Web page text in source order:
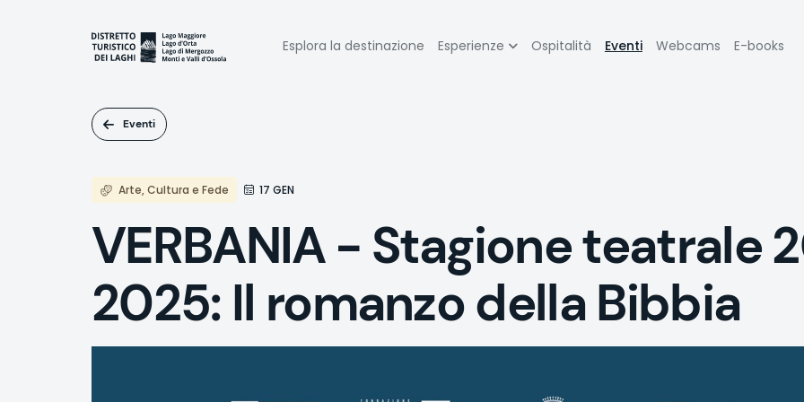
Navigazione
Esplora la destinazione Esperienze Ospitalità Eventi Webcams E-books
Eventi
Arte, Cultura e Fede 17 GEN
VERBANIA - Stagione teatrale
2025: Il romanzo della Bibbia